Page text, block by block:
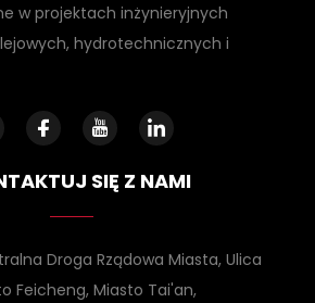
w projektach inżynieryjnych
hydrotechnicznych i
SIĘ Z NAMI
Droga Rządowa Miasta, Ulica
Feicheng, Miasto Tai'an,